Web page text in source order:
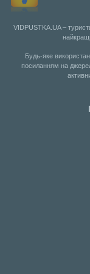
VIDPUSTKA.UA –
Будь-яке
посиланням на